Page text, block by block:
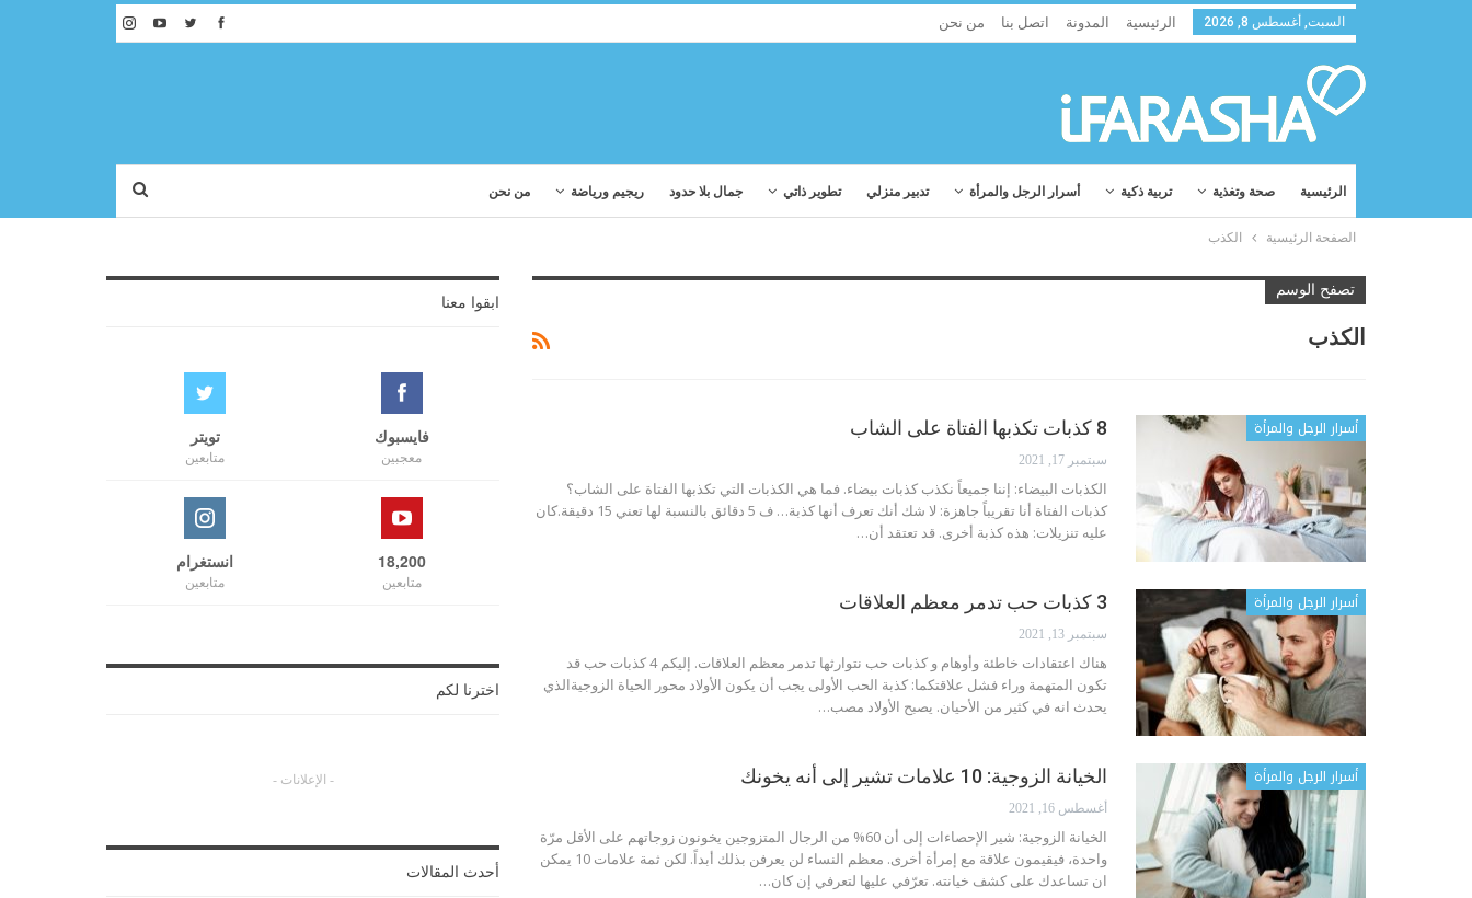
السبت, أغسطس 8, 2026 الرئيسية المدونة اتصل بنا من نحن
الرئيسية صحة وتغذية تربية ذكية أسرار الرجل والمرأة تدبير منزلي تطوير ذاتي جمال بلا حدود ريجيم ورياضة من نحن
الصفحة الرئيسية الكذب
تصفح الوسم
الكذب
أسرار الرجل والمرأة 8 كذبات تكذبها الفتاة على الشاب
سبتمبر 17, 2021
الكذبات البيضاء: إننا جميعاً نكذب كذبات بيضاء. فما هي الكذبات التي تكذبها الفتاة على الشاب؟
كذبات الفتاة
أنا تقريباً جاهزة: لا شك أنك تعرف أنها كذبة… ف 5 دقائق بالنسبة لها تعني 15 دقيقة.كان
عليه تنزيلات: هذه كذبة أخرى. قد تعتقد أن…
أسرار الرجل والمرأة 3 كذبات حب تدمر معظم العلاقات
سبتمبر 13, 2021
هناك اعتقادات خاطئة وأوهام و كذبات حب نتوارثها تدمر معظم العلاقات. إليكم 4 كذبات حب قد
تكون المتهمة وراء فشل علاقتكما: كذبة الحب الأولى يجب أن يكون الأولاد محور الحياة الزوجيةالذي
يحدث انه في كثير من الأحيان. يصبح الأولاد مصب…
أسرار الرجل والمرأة الخيانة الزوجية: 10 علامات تشير إلى أنه يخونك
أغسطس 16, 2021
الخيانة الزوجية: شير الإحصاءات إلى أن 60% من الرجال المتزوجين يخونون زوجاتهم على الأقل مرّة
واحدة، فيقيمون علاقة مع إمرأة أخرى. معظم النساء لن يعرفن بذلك أبداً. لكن ثمة علامات 10 يمكن
ان تساعدك على كشف خيانته. تعرّفي عليها لتعرفي إن كان…
ابقوا معنا
فايسبوك
معجبين
تويتر
متابعين
18,200
متابعين
انستغرام
متابعين
اخترنا لكم
- الإعلانات -
أحدث المقالات